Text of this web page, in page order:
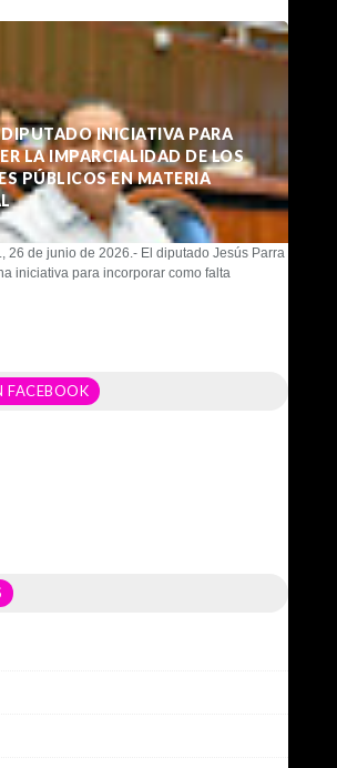
INICIATIVA PARA
LA IMPARCIALIDAD DE LOS
PÚBLICOS EN MATERIA
26 de junio de 2026.- El diputado Jesús Parra
iniciativa para incorporar como falta
FACEBOOK